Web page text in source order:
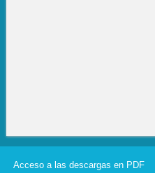
Acceso a las descargas en PDF